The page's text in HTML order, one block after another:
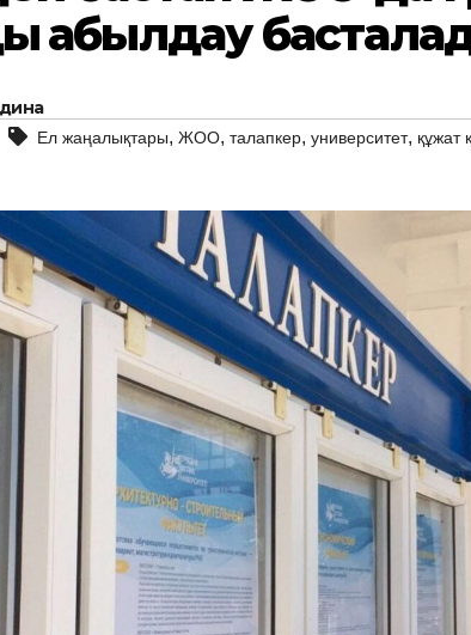
қабылдау
Ел жаңалықтары, ЖОО, талапкер, университет, құжат